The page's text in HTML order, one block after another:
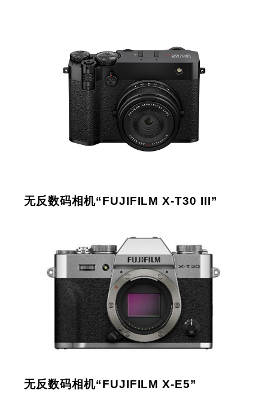
无反数码相机“FUJIFILM X-T30 III”
无反数码相机“FUJIFILM X-E5”